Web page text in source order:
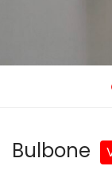
Bulbone